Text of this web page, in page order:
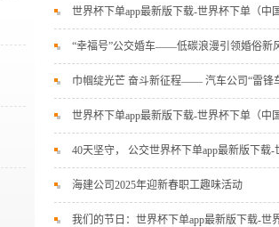
世界杯下单app最新版下载-世界杯下单（中
“幸福号”公交婚车——低碳浪漫引领婚俗新
巾帼绽光芒 奋斗新征程—— 汽车公司“雷锋
世界杯下单app最新版下载-世界杯下单（中
40天坚守， 公交世界杯下单app最新版下载
海建公司2025年迎新春职工趣味活动
我们的节日：世界杯下单app最新版下载-世